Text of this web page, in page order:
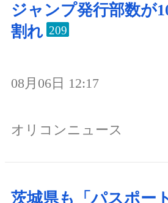
ジャンプ発行部数が
割れ 209
08月06日 12:17
オリコンニュース
茨城県も「パスポー